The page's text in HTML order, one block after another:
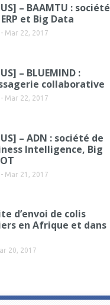
– BAAMTU : société
et Big Data
- Mar 22, 2017
– BLUEMIND :
collaborative
- Mar 22, 2017
– ADN : société de
Intelligence, Big
- Mar 21, 2017
d’envoi de colis
en Afrique et dans
20, 2017